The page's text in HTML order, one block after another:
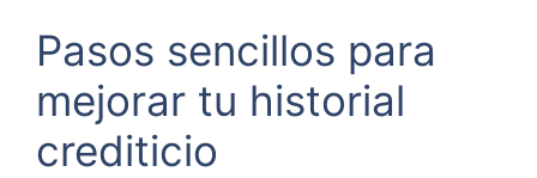
Pasos sencillos para
mejorar tu historial
crediticio